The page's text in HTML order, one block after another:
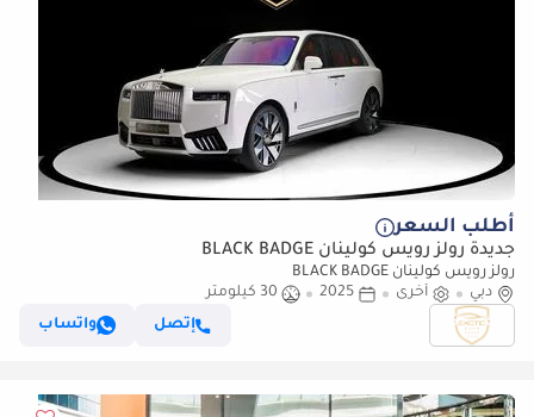
أطلب السعر
جديدة رولز رويس كولينان BLACK BADGE
رولز رويس كولينان BLACK BADGE
دبي
أخرى 2025
30 كيلومتر
إتصل
واتساب